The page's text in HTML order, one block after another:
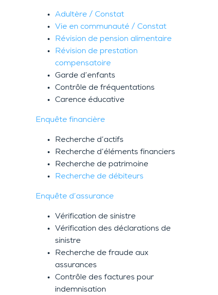
Adultère / Constat
Vie en communauté / Constat
Révision de pension alimentaire
Révision de prestation
compensatoire
Garde d’enfants
Contrôle de fréquentations
Carence éducative
Enquête financière
Recherche d’actifs
Recherche d’éléments financiers
Recherche de patrimoine
Recherche de débiteurs
Enquête d’assurance
Vérification de sinistre
Vérification des déclarations de
sinistre
Recherche de fraude aux
assurances
Contrôle des factures pour
indemnisation